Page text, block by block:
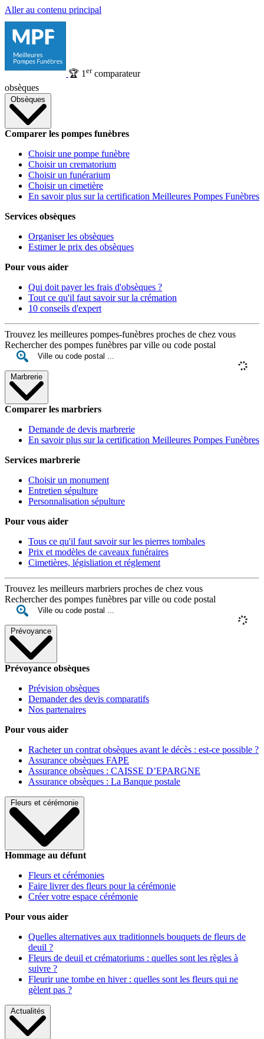
Aller au contenu principal
🏆 1 ercomparateur
obsèques
Obsèques
Comparer les pompes funèbres
Choisir une pompe funèbre
Choisir un crematorium
Choisir un funérarium
Choisir un cimetière
En savoir plus sur la certification Meilleures Pompes Funèbres
Services obsèques
Organiser les obsèques
Estimer le prix des obsèques
Pour vous aider
Qui doit payer les frais d'obsèques ?
Tout ce qu'il faut savoir sur la crémation
10 conseils d'expert
Trouvez les meilleures pompes-funèbres proches de chez vous
Rechercher des pompes funèbres par ville ou code postal
Marbrerie
Comparer les marbriers
Demande de devis marbrerie
En savoir plus sur la certification Meilleures Pompes Funèbres
Services marbrerie
Choisir un monument
Entretien sépulture
Personnalisation sépulture
Pour vous aider
Tous ce qu'il faut savoir sur les pierres tombales
Prix et modèles de caveaux funéraires
Cimetières, législiation et réglement
Trouvez les meilleurs marbriers proches de chez vous
Rechercher des pompes funèbres par ville ou code postal
Prévoyance
Prévoyance obsèques
Prévision obsèques
Demander des devis comparatifs
Nos partenaires
Pour vous aider
Racheter un contrat obsèques avant le décès : est-ce possible ?
Assurance obsèques FAPE
Assurance obsèques : CAISSE D’EPARGNE
Assurance obsèques : La Banque postale
Fleurs et cérémonie
Hommage au défunt
Fleurs et cérémonies
Faire livrer des fleurs pour la cérémonie
Créer votre espace cérémonie
Pour vous aider
Quelles alternatives aux traditionnels bouquets de fleurs de
deuil ?
Fleurs de deuil et crématoriums : quelles sont les règles à
suivre ?
Fleurir une tombe en hiver : quelles sont les fleurs qui ne
gèlent pas ?
Actualités